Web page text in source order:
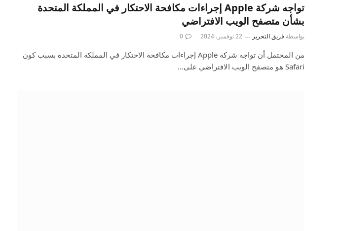
تواجه شركة Apple إجراءات مكافحة الاحتكار في المملكة المتحدة
بشأن متصفح الويب الافتراضي
بواسطة فريق التحرير 22 نوفمبر، 2024 0
من المحتمل أن تواجه شركة Apple إجراءات مكافحة الاحتكار في المملكة المتحدة بسبب كون
Safari هو متصفح الويب الافتراضي على…